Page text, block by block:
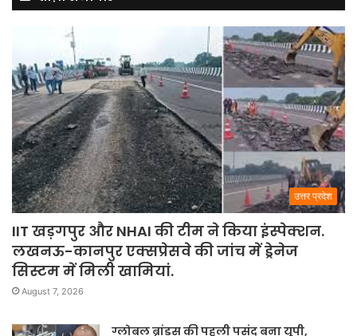
उत्तर प्रदेश
IIT खड़गपुर और NHAI की टीम ने किया इंस्पेक्शन.
लखनऊ-कानपुर एक्सप्रेसवे की जांच में ड्रेनेज
सिस्टम में मिली खामियां.
August 7, 2026
ग्लोबल ब्रांड्स की पहली पसंद बना यूपी,